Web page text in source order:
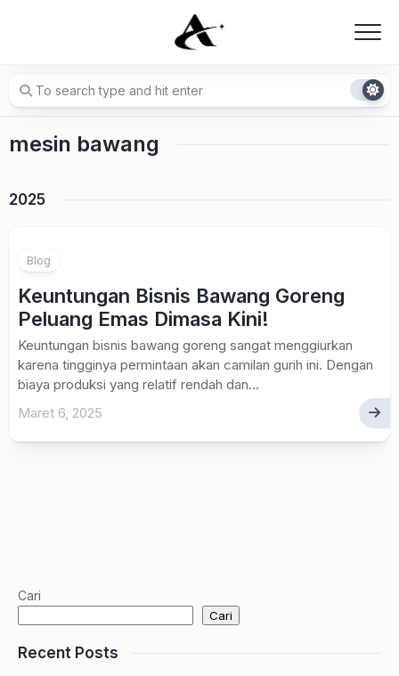
mesin bawang
2025
Blog
Keuntungan Bisnis Bawang Goreng
Peluang Emas Dimasa Kini!
Keuntungan bisnis bawang goreng sangat menggiurkan
karena tingginya permintaan akan camilan gurih ini. Dengan
biaya produksi yang relatif rendah dan...
Maret 6, 2025
Cari
Cari
Recent Posts